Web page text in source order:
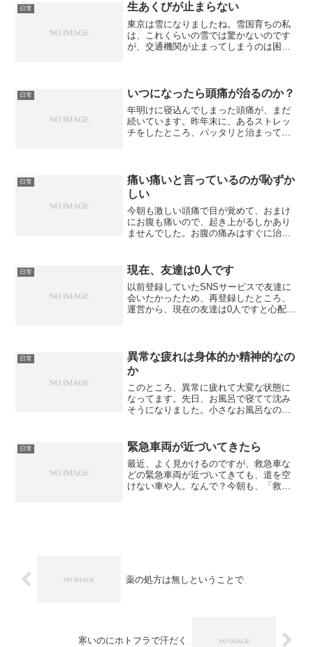
日常 生あくびが止まらない
東京は雪になりましたね。雪国育ちの私
は、これくらいの雪では驚かないのです
が、交通機関が止まってしまうのは困り
んどかったから、ちょうど...
日常 いつになったら頭痛が治るのか？
年明けに寝込んでしまった頭痛が、まだ
続いています。昨年末に、あるストレッ
チをしたところ、パッタリと治まってい
せいもあるんでしょうね」...
日常
痛い痛いと言っているのが恥ずか
しい
今朝も激しい頭痛で目が覚めて、おまけ
にお腹も痛いので、起き上がるしかあり
ませんでした。お腹の痛みはすぐに治っ
とりあえず出社してみました。コンスタ
ンという心療内科でもらっ...
日常 現在、友達は0人です
以前登録していたSNSサービスで友達に
会いたかったため、再登録したところ、
運営から、現在の友達は0人ですと心配の
日常
異常な疲れは身体的か精神的なの
か
このところ、異常に疲れて大変な状態に
なってます。先日、お風呂で寝てて沈み
そうになりました。小さなお風呂なの
ぎて、何を食べていいか決められず、ム
ダに時間を過ごしているし、...
日常 緊急車両が近づいてきたら
最近、よく見かけるのですが、救急車な
どの緊急車両が近づいてきても、道を空
けない車や人。なんで？今朝も、「救急
薬の処方は無しということで
寒いのにホトフラで汗だく